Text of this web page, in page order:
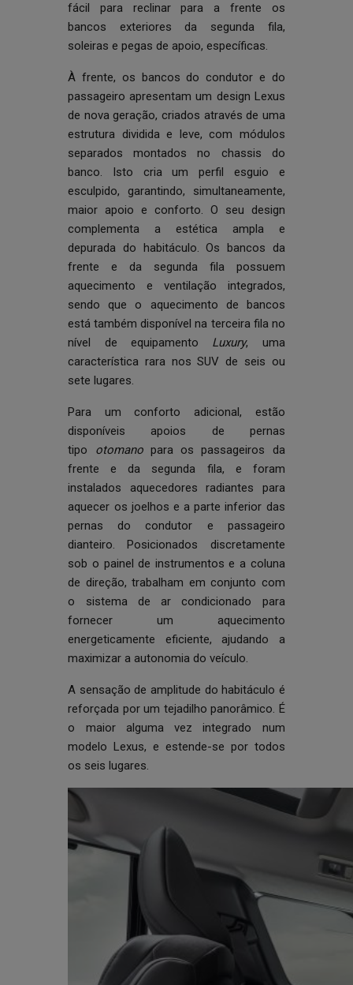
fácil para reclinar para a frente os
bancos exteriores da segunda fila,
soleiras e pegas de apoio, específicas.
À frente, os bancos do condutor e do
passageiro apresentam um design Lexus
de nova geração, criados através de uma
estrutura dividida e leve, com módulos
separados montados no chassis do
banco. Isto cria um perfil esguio e
esculpido, garantindo, simultaneamente,
maior apoio e conforto. O seu design
complementa a estética ampla e
depurada do habitáculo. Os bancos da
frente e da segunda fila possuem
aquecimento e ventilação integrados,
sendo que o aquecimento de bancos
está também disponível na terceira fila no
nível de equipamento Luxury, uma
característica rara nos SUV de seis ou
sete lugares.
Para um conforto adicional, estão
disponíveis apoios de pernas
tipo otomanopara os passageiros da
frente e da segunda fila, e foram
instalados aquecedores radiantes para
aquecer os joelhos e a parte inferior das
pernas do condutor e passageiro
dianteiro. Posicionados discretamente
sob o painel de instrumentos e a coluna
de direção, trabalham em conjunto com
o sistema de ar condicionado para
fornecer um aquecimento
energeticamente eficiente, ajudando a
maximizar a autonomia do veículo.
A sensação de amplitude do habitáculo é
reforçada por um tejadilho panorâmico. É
o maior alguma vez integrado num
modelo Lexus, e estende-se por todos
os seis lugares.